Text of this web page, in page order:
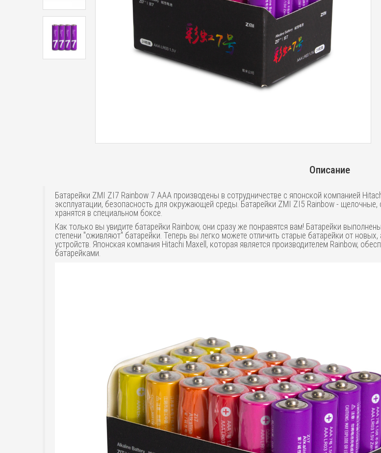
Описание
Батарейки ZMI ZI7 Rainbow 7 AAA производены в сотрудничестве с японской компанией
эксплуатации, безопасность для окружающей среды. Батарейки ZMI ZI5 Rainbow -
хранятся в специальном боксе.
Как только вы увидите батарейки Rainbow, они сразу же понравятся вам! Батарейки
степени "оживляют" батарейки. Теперь вы легко можете отличить старые батарейки от
устройств. Японская компания Hitachi Maxell, которая является производителем Rainbow,
батарейками.